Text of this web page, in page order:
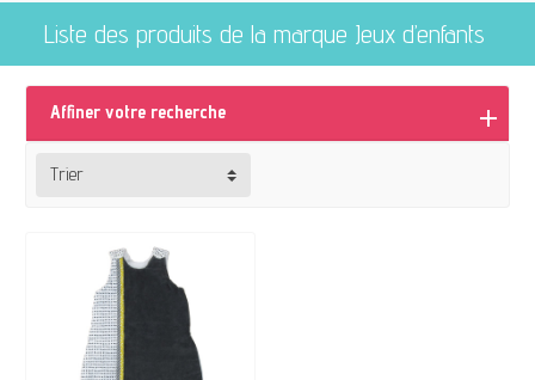
Liste des produits de la marque Jeux d’enfants
Affiner votre recherche
Trier